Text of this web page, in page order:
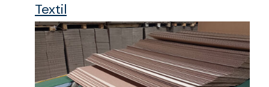
Textil